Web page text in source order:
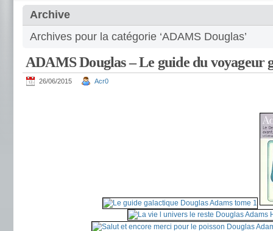
Archive
Archives pour la catégorie ‘ADAMS Douglas’
ADAMS Douglas – Le guide du voyageur
26/06/2015 Acr0